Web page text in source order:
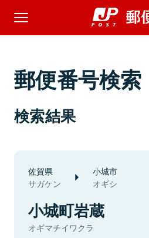
郵便番号検索
検索結果
佐賀県
サガケン
小城市
オギシ
小城町岩蔵
オギマチイワクラ